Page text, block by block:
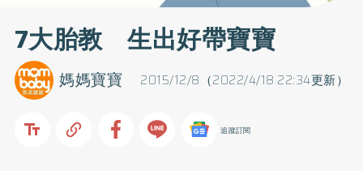
7大胎教 生出好帶寶寶
2015/12/8（2022/4/18 22:34更新）
媽媽寶寶
追蹤訂閱